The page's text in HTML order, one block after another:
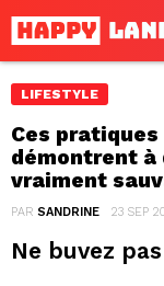
LIFESTYLE
Ces
démontrent à
vraiment
PAR SANDRINE 23 SEP
Ne buvez